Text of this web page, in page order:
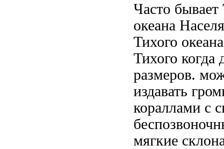
Часто бывает
океана
Тихого океана
Тихого когда
размеров.
издавать
кораллами с
мягкие